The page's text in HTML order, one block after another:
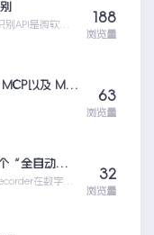
别API是微软提
开发者轻松实现
188
浏览量
MCP | 一文详解什么是 MCP以及 MCP 可以做什么
）是一
63
浏览量
你的工作流程，值得一个“全自动数字分身”：录制、截图、成文，一气呵成
在数字化
作步骤并生成
32
浏览量